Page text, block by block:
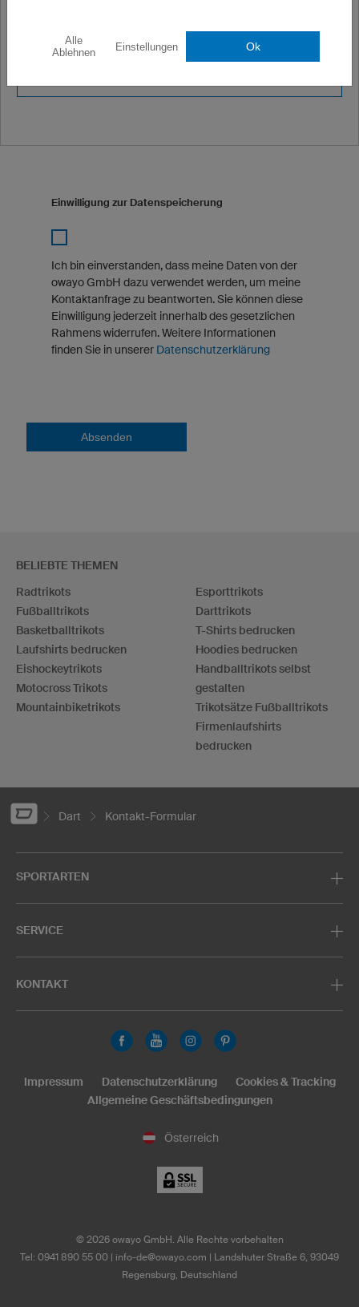
Bitte geben Sie folgenden Sicherheitscode ein:
Einwilligung zur Datenspeicherung
Ich bin einverstanden, dass meine Daten von der
owayo GmbH dazu verwendet werden, um meine
Kontaktanfrage zu beantworten. Sie können diese
Einwilligung jederzeit innerhalb des gesetzlichen
Rahmens widerrufen. Weitere Informationen
finden Sie in unserer Datenschutzerklärung
Absenden
BELIEBTE THEMEN
Radtrikots
Fußballtrikots
Basketballtrikots
Laufshirts bedrucken
Eishockeytrikots
Motocross Trikots
Mountainbiketrikots
Esporttrikots
Darttrikots
T-Shirts bedrucken
Hoodies bedrucken
Handballtrikots selbst
gestalten
Trikotsätze Fußballtrikots
Firmenlaufshirts
bedrucken
Dart Kontakt-Formular
SPORTARTEN
SERVICE
KONTAKT
Österreich
Impressum Datenschutzerklärung
Cookies & Tracking
Allgemeine Geschäftsbedingungen
© 2026owayo GmbH. Alle Rechte vorbehalten
Tel: 0941 890 55 00
info-de@owayo.com | Landshuter Straße 6, 93049
Regensburg, Deutschland
Alle
Ablehnen
Einstellungen Ok